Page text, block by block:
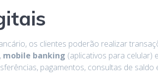
os clientes poderão realizar
, mobile banking (aplicativos para celular) e
pagamentos, consultas de saldo